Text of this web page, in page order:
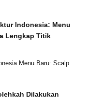
Indonesia: Menu
Lengkap Titik
Dilakukan